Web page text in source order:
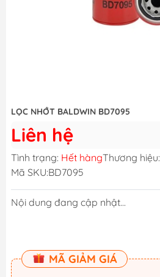
LỌC NHỚT BALDWIN BD7095
Liên hệ
Tình trạng: Hết hàngThương hiệu:
Mã SKU:BD7095
Nội dung đang cập nhật...
MÃ GIẢM GIÁ